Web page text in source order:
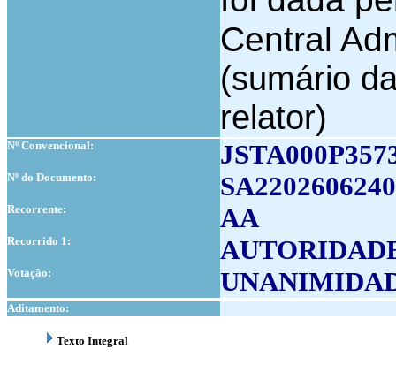
Central
(sumário
relator)
Nº Convencional:
Nº do Documento:
Recorrente: AA
Recorrido 1:
Votação:
Aditamento:
Texto Integral